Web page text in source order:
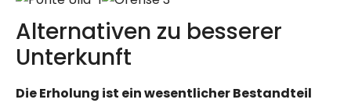
Alternativen zu besserer
Unterkunft
Die Erholung ist ein wesentlicher Bestandteil